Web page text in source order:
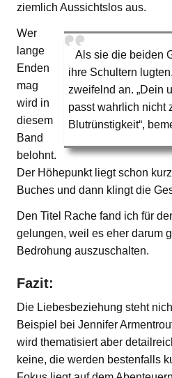
ziemlich Aussichtslos aus.
Als sie die beiden
ihre Schultern
zweifelnd an. „Dein
passt wahrlich nicht
Blutrünstigkeit“,
Wer
lange
Enden
mag
wird in
diesem
Band
belohnt.
Der Höhepunkt liegt schon
Buches und dann klingt die
Den Titel Rache fand ich für
gelungen, weil es eher darum
Bedrohung auszuschalten.
Fazit:
Die Liebesbeziehung steht
Beispiel bei Jennifer
wird thematisiert aber
keine, die werden bestenfalls